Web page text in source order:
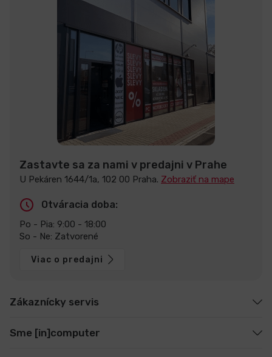
Zastavte sa za nami v predajni v Prahe
U Pekáren 1644/1a, 102 00 Praha. Zobraziť na mape
Otváracia doba:
Po - Pia: 9:00 - 18:00
So - Ne: Zatvorené
Viac o predajni
Zákaznícky servis
Sme [in]computer